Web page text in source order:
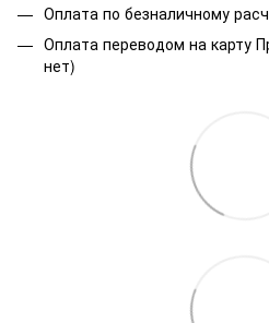
Оплата по безналичному
Оплата переводом на карту
нет)